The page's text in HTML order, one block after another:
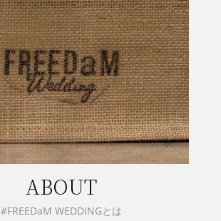
ABOUT
#FREEDaM WEDDINGとは